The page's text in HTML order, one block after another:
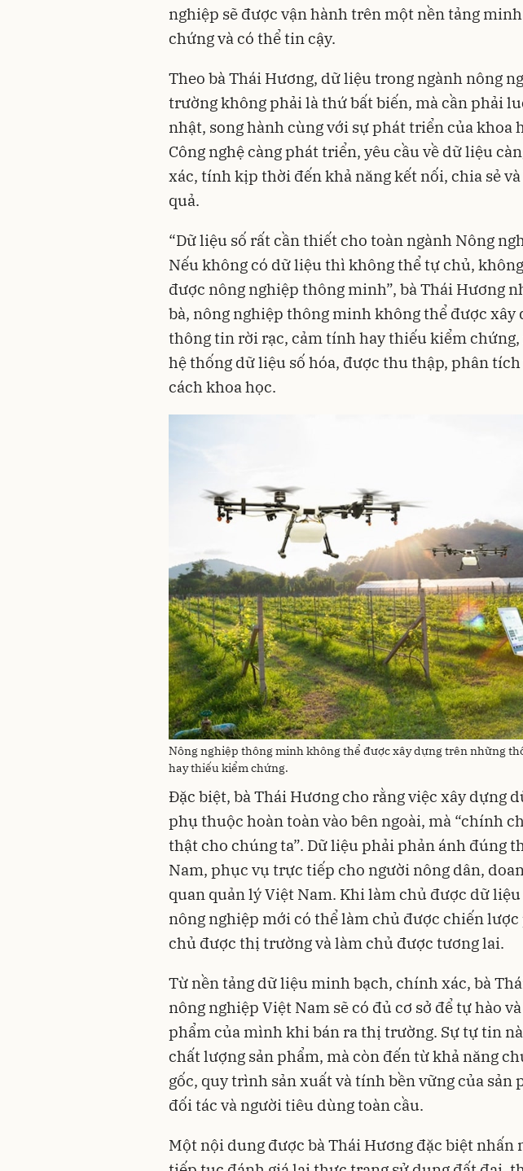
nghiệp sẽ được vận hành trên một nền tảng
chứng và có thể tin cậy.
Theo bà Thái Hương, dữ liệu trong ngành nông
trường không phải là thứ bất biến, mà cần phải
nhật, song hành cùng với sự phát triển của khoa
Công nghệ càng phát triển, yêu cầu về dữ liệu
xác, tính kịp thời đến khả năng kết nối, chia sẻ
quả.
“Dữ liệu số rất cần thiết cho toàn ngành Nông
Nếu không có dữ liệu thì không thể tự chủ,
được nông nghiệp thông minh”, bà Thái Hương
bà, nông nghiệp thông minh không thể được
thông tin rời rạc, cảm tính hay thiếu kiểm
hệ thống dữ liệu số hóa, được thu thập, phân
cách khoa học.
Nông nghiệp thông minh không thể được xây dựng trên những
hay thiếu kiểm chứng.
Đặc biệt, bà Thái Hương cho rằng việc xây dựng
phụ thuộc hoàn toàn vào bên ngoài, mà “chính
thật cho chúng ta”. Dữ liệu phải phản ánh đúng
Nam, phục vụ trực tiếp cho người nông dân,
quan quản lý Việt Nam. Khi làm chủ được dữ
nông nghiệp mới có thể làm chủ được chiến
chủ được thị trường và làm chủ được tương lai.
Từ nền tảng dữ liệu minh bạch, chính xác, bà
nông nghiệp Việt Nam sẽ có đủ cơ sở để tự hào
phẩm của mình khi bán ra thị trường. Sự tự tin
chất lượng sản phẩm, mà còn đến từ khả năng
gốc, quy trình sản xuất và tính bền vững của sản
đối tác và người tiêu dùng toàn cầu.
Một nội dung được bà Thái Hương đặc biệt nhấn